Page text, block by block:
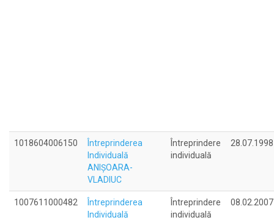
1018604006150
Întreprinderea
Individuală
ANIŞOARA-
VLADIUC
Întreprindere
individuală
28.07.1998
1007611000482
Întreprinderea
Individuală
Întreprindere
individuală
08.02.2007